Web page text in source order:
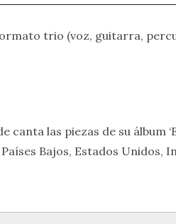
trio (voz, guitarra,
las piezas de su álbum
Bajos, Estados Unidos,